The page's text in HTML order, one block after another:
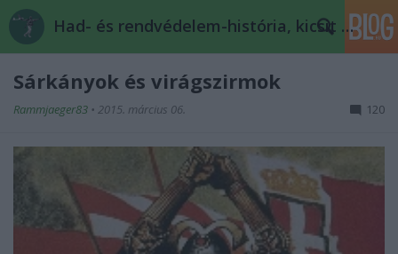
Had- és rendvédelem-história, kicsit másképp
Sárkányok és virágszirmok
Rammjaeger83 • 2015. március 06. 120